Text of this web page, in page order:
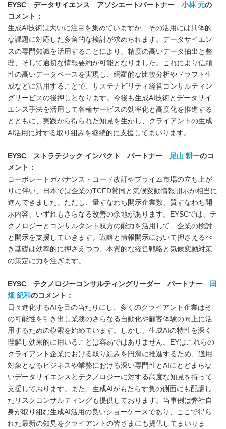
EYSC データサイエンス アソシエートパートナー 小林 元の
コメント：
生成AI技術は大いに注目を集めていますが、その活用には具体的
な課題に対応した多角的な検討が求められます。データサイエン
スの専門知識を活用することにより、精度の高いデータ抽出と整
理、そして適切な情報要約が可能となりました。これにより信頼
性の高いデータベースを実現し、網羅的な比較分析やドラフト生
成などに活用することで、サステナビリティ経営コンサルティン
グサービスの後押しとなります。今後も生成AI技術とデータサイ
エンス手法を活用して各種サービスの効率化と高度化を推進する
とともに、実践から得られた知見を生かし、クライアントの生成
AI活用に対する取り組みを継続的に支援してまいります。
EYSC ストラテジック インパクト パートナー 尾山 耕一のコ
メント：
コーポレートガバナンス・コード改訂やプライム市場の立ち上が
りに伴い、日本では企業のTCFD賛同と気候変動情報開示が相当に
進んできました。ただし、量すなわち開示企業数、質すなわち開
示内容、いずれもさらなる改善の余地があります。EYSCでは、テ
クノロジーとコンサルタント双方の能力を活用して、企業の検討
と開示を支援していきます。戦略と情報開示において押さえるべ
き基礎は効率的に押さえつつ、本質的な経営戦略と気候変動対策
の策定に力を注ぎます。
EYSC テクノロジーコンサルティングリーダー パートナー
田
畑 紀和のコメント：
日々進化するAIを目の当たりにし、多くのクライアント企業はそ
の可能性を引き出し業務のさらなる自動化や顧客体験の向上に活
用するための模索を始めています。しかし、生成AIの特性を深く
理解し効果的に用いることは容易ではありません。EYはこれらの
クライアント企業における取り組みを円滑に推進するため、適用
対象となるビジネスや業務における深い専門性とAIにとどまらな
いデータサイエンスとテクノロジーに対する高度な知見を持って
支援しております。また、生成AIがもたらす負の側面にも配慮し
たリスクコンサルティングも提供しております。当事例は弊社自
身が取り組む生成AI活用の良いショーケースであり、ここで得ら
れた最新の知見をクライアントの皆さまにも提供してまいりま